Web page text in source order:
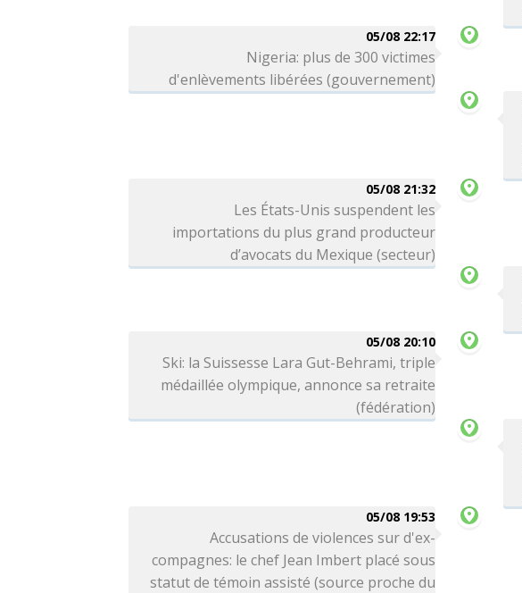
05/08 22:17
Nigeria: plus de 300 victimes
d'enlèvements libérées (gouvernement)
05/08 21:32
Les États-Unis suspendent les
importations du plus grand producteur
d’avocats du Mexique (secteur)
05/08 20:10
Ski: la Suissesse Lara Gut-Behrami, triple
médaillée olympique, annonce sa retraite
(fédération)
05/08 19:53
Accusations de violences sur d'ex-
compagnes: le chef Jean Imbert placé sous
statut de témoin assisté (source proche du